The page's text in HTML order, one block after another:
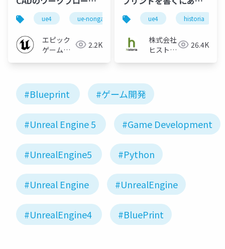
【2019】
ue4 ue-nongame ue-bp
エピック
ゲームズ
2.2K
って大切なこと
ue4 historia
株式会社
ヒストリ
26.4K
#Blueprint #ゲーム開発
#Unreal Engine 5 #Game Development
#UnrealEngine5 #Python
#Unreal Engine #UnrealEngine
#UnrealEngine4 #BluePrint